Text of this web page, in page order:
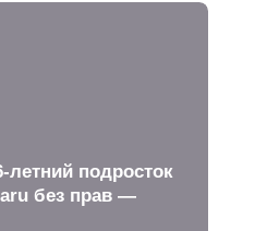
летний подросток
без прав —